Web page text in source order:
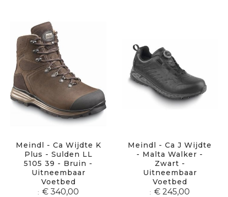
Meindl - Ca Wijdte K
Plus - Sulden LL
5105 39 - Bruin -
Uitneembaar
Voetbed
€ 340,00
Meindl - Ca J Wijdte
- Malta Walker -
Zwart -
Uitneembaar
Voetbed
€ 245,00